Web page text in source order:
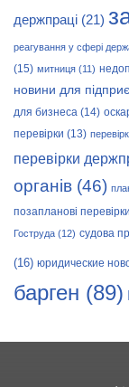
держпраці (21)
реагування у сфері
(15) митниця (11)
новини для
для бизнеса (14)
перевірки (13)
перевірки
органів (46)
позапланові перевірки
Гоструда (12) судова
(16) юридические
барген (89)